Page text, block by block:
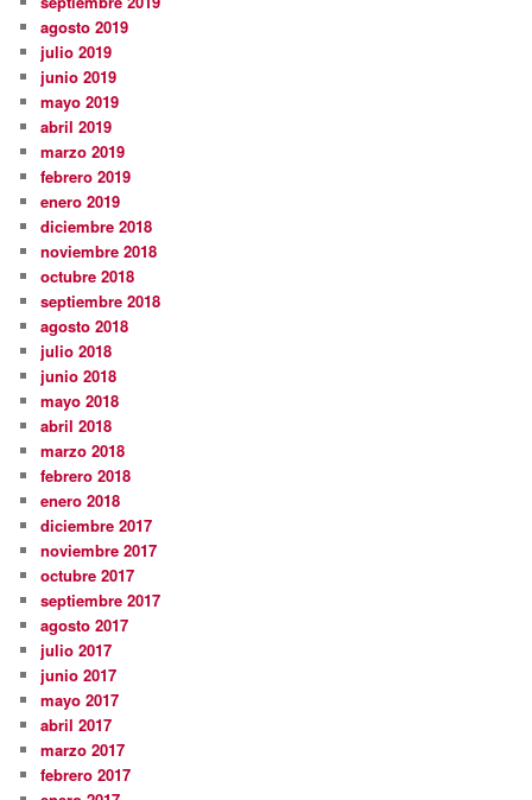
agosto 2019
julio 2019
junio 2019
mayo 2019
abril 2019
marzo 2019
febrero 2019
enero 2019
diciembre 2018
noviembre 2018
octubre 2018
septiembre 2018
agosto 2018
julio 2018
junio 2018
mayo 2018
abril 2018
marzo 2018
febrero 2018
enero 2018
diciembre 2017
noviembre 2017
octubre 2017
septiembre 2017
agosto 2017
julio 2017
junio 2017
mayo 2017
abril 2017
marzo 2017
febrero 2017